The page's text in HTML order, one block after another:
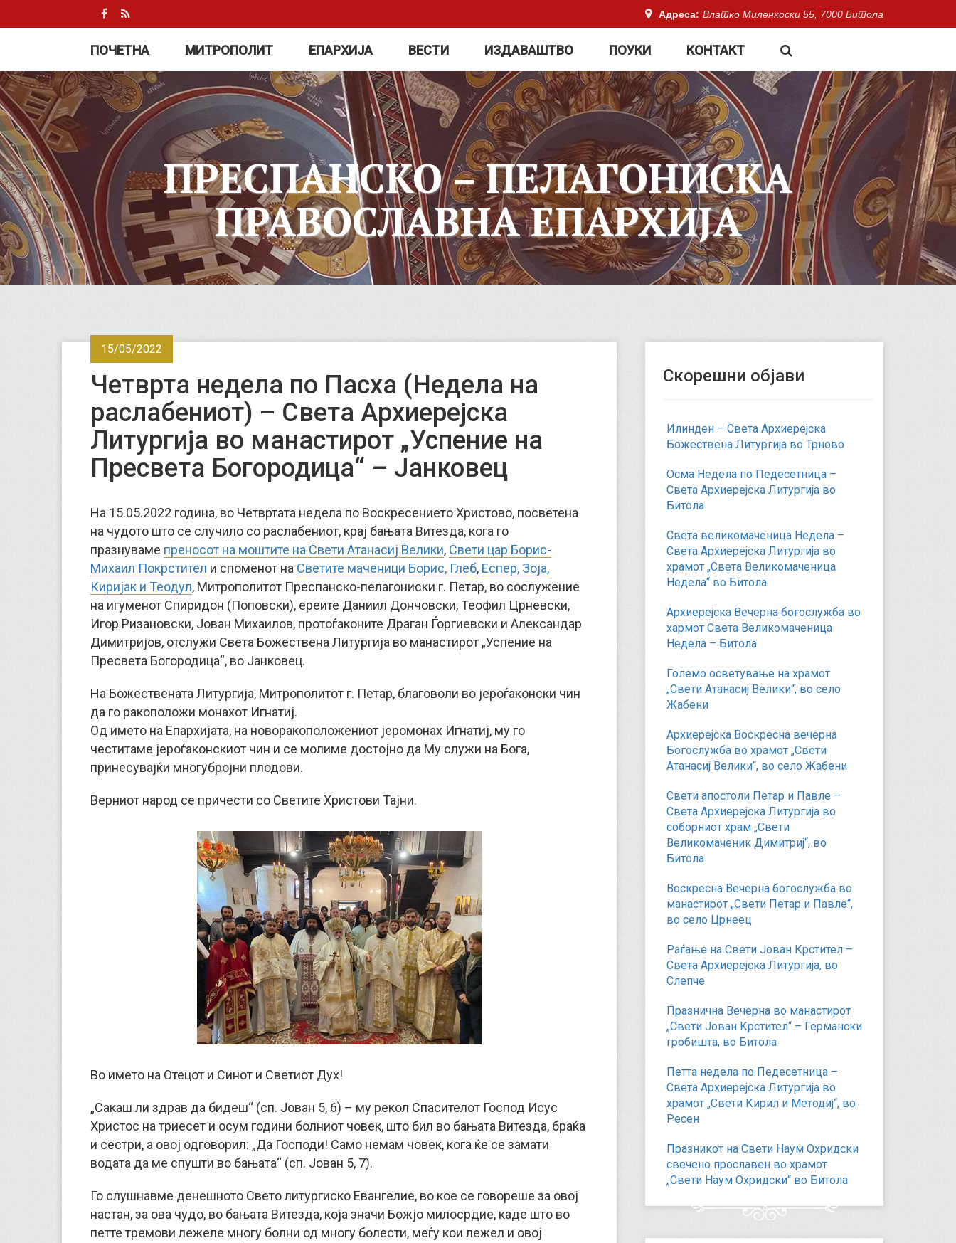
Адреса: Влатко Миленкоски 55, 7000 Битола
ПОЧЕТНА МИТРОПОЛИТ ЕПАРХИЈА ВЕСТИ ИЗДАВАШТВО ПОУКИ КОНТАКТ
ПРЕСПАНСКО – ПЕЛАГОНИСКА
ПРАВОСЛАВНА ЕПАРХИЈА
15/05/2022
Четврта недела по Пасха (Недела на
раслабениот) – Света Архиерејска
Литургија во манастирот „Успение на
Пресвета Богородица“ – Јанковец
На 15.05.2022 година, во Четвртата недела по Воскресението Христово, посветена
на чудото што се случило со раслабениот, крај бањата Витезда, кога го
празнуваме преносот на моштите на Свети Атанасиј Велики, Свети цар Борис-
Михаил Покрстител и споменот на Светите маченици Борис, Глеб, Еспер, Зоја,
Киријак и Теодул, Митрополитот Преспанско-пелагониски г. Петар, во сослужение
на игуменот Спиридон (Поповски), ереите Даниил Дончовски, Теофил Црневски,
Игор Ризановски, Јован Михаилов, протоѓаконите Драган Ѓоргиевски и Александар
Димитријов, отслужи Света Божествена Литургија во манастирот „Успение на
Пресвета Богородица“, во Јанковец.
На Божествената Литургија, Митрополитот г. Петар, благоволи во јероѓаконски чин
да го ракоположи монахот Игнатиј.
Од името на Епархијата, на новоракоположениот јеромонах Игнатиј, му го
честитаме јероѓаконскиот чин и се молиме достојно да Му служи на Бога,
принесувајќи многубројни плодови.
Верниот народ се причести со Светите Христови Тајни.
Во името на Отецот и Синот и Светиот Дух!
„Сакаш ли здрав да бидеш“ (сп. Јован 5, 6) – му рекол Спасителот Господ Исус
Христос на триесет и осум години болниот човек, што бил во бањата Витезда, браќа
и сестри, а овој одговорил: „Да Господи! Само немам човек, кога ќе се замати
водата да ме спушти во бањата“ (сп. Јован 5, 7).
Го слушнавме денешното Свето литургиско Евангелие, во кое се говореше за овој
настан, за ова чудо, во бањата Витезда, која значи Божјо милосрдие, каде што во
петте тремови лежеле многу болни од многу болести, меѓу кои лежел и овој
Скорешни објави
Илинден – Света Архиерејска
Божествена Литургија во Трново
Осма Недела по Педесетница –
Света Архиерејска Литургија во
Битола
Света великомаченица Недела –
Света Архиерејска Литургија во
храмот „Света Великомаченица
Недела“ во Битола
Архиерејска Вечерна богослужба во
хармот Света Великомаченица
Недела – Битола
Големо осветување на храмот
„Свети Атанасиј Велики“, во село
Жабени
Архиерејска Воскресна вечерна
Богослужба во храмот „Свети
Атанасиј Велики“, во село Жабени
Свети апостоли Петар и Павле –
Света Архиерејска Литургија во
соборниот храм „Свети
Великомаченик Димитриј“, во
Битола
Воскресна Вечерна богослужба во
манастирот „Свети Петар и Павле“,
во село Црнеец
Раѓање на Свети Јован Крстител –
Света Архиерејска Литургија, во
Слепче
Празнична Вечерна во манастирот
„Свети Јован Крстител“ – Германски
гробишта, во Битола
Петта недела по Педесетница –
Света Архиерејска Литургија во
храмот „Свети Кирил и Методиј“, во
Ресен
Празникот на Свети Наум Охридски
свечено прославен во храмот
„Свети Наум Охридски“ во Битола